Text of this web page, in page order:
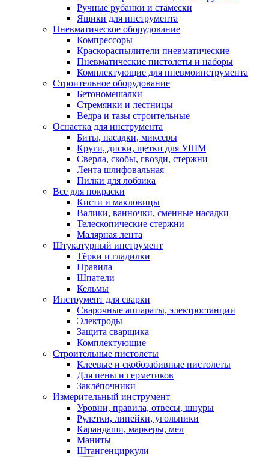
Ручные рубанки и стамески
Ящики для инструмента
Пневматическое оборудование
Компрессоры
Краскораспылители пневматические
Пневматические пистолеты и наборы
Комплектующие для пневмоинструмента
Строительное оборудование
Бетономешалки
Стремянки и лестницы
Ведра и тазы строительные
Оснастка для инструмента
Биты, насадки, миксеры
Круги, диски, щетки для УШМ
Сверла, скобы, гвозди, стержни
Лента шлифовальная
Пилки для лобзика
Все для покраски
Кисти и макловицы
Валики, ванночки, сменные насадки
Телескопические стержни
Малярная лента
Штукатурный инструмент
Тёрки и гладилки
Правила
Шпатели
Кельмы
Инструмент для сварки
Сварочные аппараты, электростанции
Электроды
Защита сварщика
Комплектующие
Строительные пистолеты
Клеевые и скобозабивные пистолеты
Для пены и герметиков
Заклёпочники
Измерительный инструмент
Уровни, правила, отвесы, шнуры
Рулетки, линейки, угольники
Карандаши, маркеры, мел
Маниты
Штангенциркули